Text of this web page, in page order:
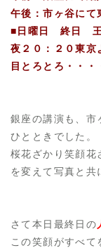
午後：市ヶ谷にて
■日曜日 終日 王
夜２０：２０東京
目とろとろ・・・
銀座の講演も、市
ひとときでした。
桜花ざかり笑顔花
を変えて写真と共
さて本日最終日の
この笑顔がすべて